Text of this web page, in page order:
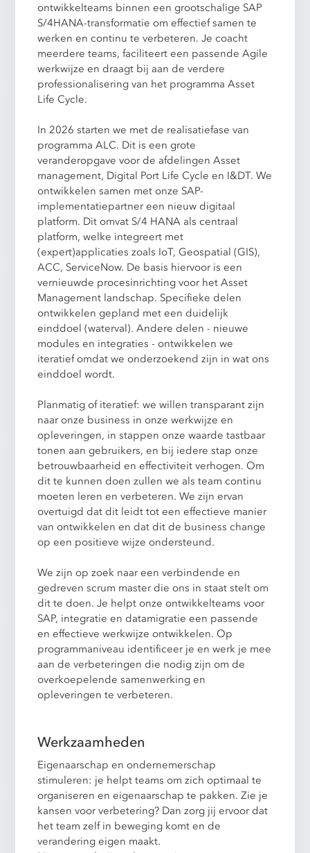
ontwikkelteams binnen een grootschalige SAP
S/4HANA-transformatie om effectief samen te
werken en continu te verbeteren. Je coacht
meerdere teams, faciliteert een passende Agile
werkwijze en draagt bij aan de verdere
professionalisering van het programma Asset
Life Cycle.
In 2026 starten we met de realisatiefase van
programma ALC. Dit is een grote
veranderopgave voor de afdelingen Asset
management, Digital Port Life Cycle en I&DT. We
ontwikkelen samen met onze SAP-
implementatiepartner een nieuw digitaal
platform. Dit omvat S/4 HANA als centraal
platform, welke integreert met
(expert)applicaties zoals IoT, Geospatial (GIS),
ACC, ServiceNow. De basis hiervoor is een
vernieuwde procesinrichting voor het Asset
Management landschap. Specifieke delen
ontwikkelen gepland met een duidelijk
einddoel (waterval). Andere delen - nieuwe
modules en integraties - ontwikkelen we
iteratief omdat we onderzoekend zijn in wat ons
einddoel wordt.
Planmatig of iteratief: we willen transparant zijn
naar onze business in onze werkwijze en
opleveringen, in stappen onze waarde tastbaar
tonen aan gebruikers, en bij iedere stap onze
betrouwbaarheid en effectiviteit verhogen. Om
dit te kunnen doen zullen we als team continu
moeten leren en verbeteren. We zijn ervan
overtuigd dat dit leidt tot een effectieve manier
van ontwikkelen en dat dit de business change
op een positieve wijze ondersteund.
We zijn op zoek naar een verbindende en
gedreven scrum master die ons in staat stelt om
dit te doen. Je helpt onze ontwikkelteams voor
SAP, integratie en datamigratie een passende
en effectieve werkwijze ontwikkelen. Op
programmaniveau identificeer je en werk je mee
aan de verbeteringen die nodig zijn om de
overkoepelende samenwerking en
opleveringen te verbeteren.
Werkzaamheden
Eigenaarschap en ondernemerschap
stimuleren: je helpt teams om zich optimaal te
organiseren en eigenaarschap te pakken. Zie je
kansen voor verbetering? Dan zorg jij ervoor dat
het team zelf in beweging komt en de
verandering eigen maakt.